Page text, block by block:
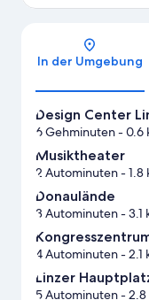
In der Umgebung
Design Center
6 Gehminuten- 0.6
Musiktheater
2 Autominuten- 1.8
Donaulände
3 Autominuten- 3.1
4 Autominuten- 2.1
Linzer
5 Autominuten- 2.8